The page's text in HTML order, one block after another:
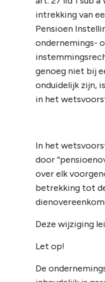
intrekking van
Pensioen
ondernemings-
genoeg niet bij
onduidelijk zijn,
in het
In het
door
over elk
betrekking tot
Deze wijziging
Let op!
De